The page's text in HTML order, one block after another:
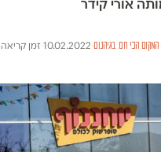
אורי קידר
·המקום הכי חם בגיהנום·
10.02.2022
·זמן קריאה 4 דק׳